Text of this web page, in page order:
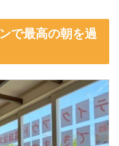
で最高の朝を過